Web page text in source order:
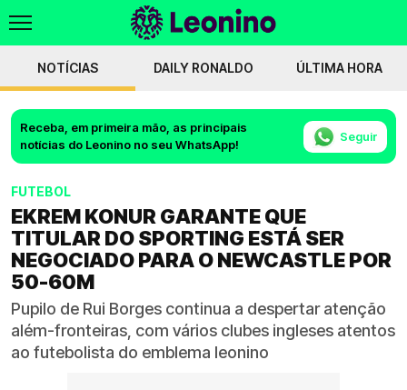
NOTÍCIAS DAILY RONALDO ÚLTIMA HORA
Receba, em primeira mão, as principais
notícias do Leonino no seu WhatsApp!
Seguir
FUTEBOL
EKREM KONUR GARANTE QUE
TITULAR DO SPORTING ESTÁ SER
NEGOCIADO PARA O NEWCASTLE POR
50-60M
Pupilo de Rui Borges continua a despertar atenção
além-fronteiras, com vários clubes ingleses atentos
ao futebolista do emblema leonino